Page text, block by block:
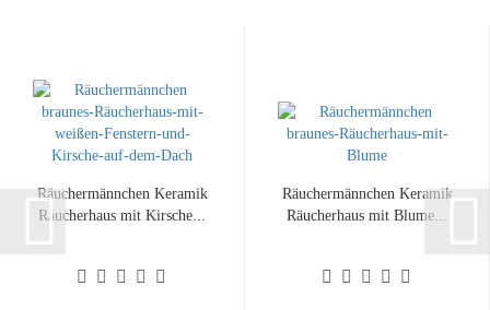
Räuchermännchen Keramik
Räucherhaus mit Kirsche...
Räuchermännchen Keramik
Räucherhaus mit Blume...